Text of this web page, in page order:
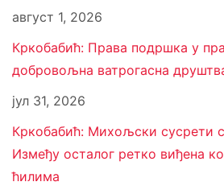
август 1, 2026
Кркобабић: Права подршка у
добровољна ватрогасна
јул 31, 2026
Кркобабић: Михољски сусрети
Између осталог ретко виђена
ћилима